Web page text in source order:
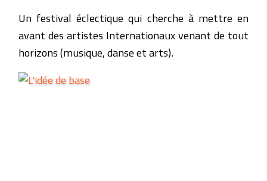
Un festival éclectique qui cherche à mettre en
avant des artistes Internationaux venant de tout
horizons (musique, danse et arts).